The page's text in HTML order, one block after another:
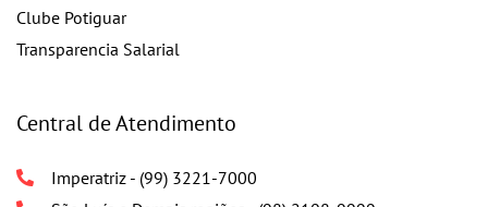
Clube Potiguar
Transparencia Salarial
Central de Atendimento
Imperatriz - (99) 3221-7000